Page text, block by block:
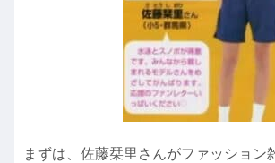
まずは、佐藤栞里さんがファッション